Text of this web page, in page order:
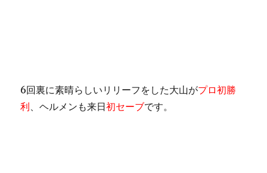
6回裏に素晴らしいリリーフをした大山がプロ初勝
利、ヘルメンも来日初セーブです。